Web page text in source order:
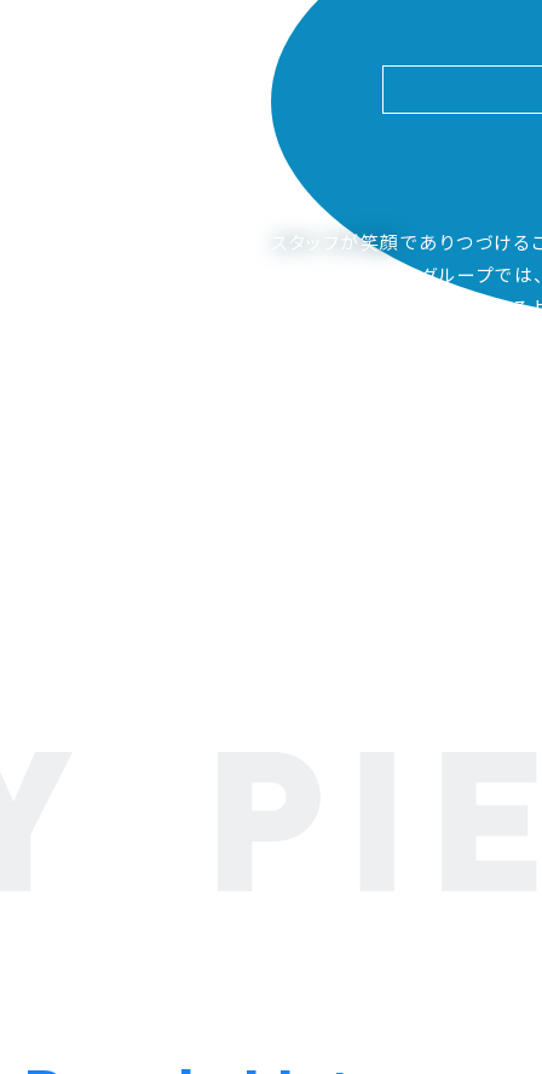
スタッフが笑顔でありつづける
ピアーサーティーグループでは
ご家族も笑顔になってもらえる